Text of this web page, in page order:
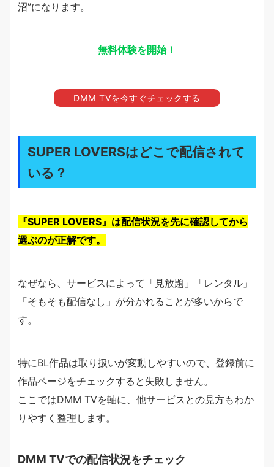
沼”になります。
無料体験を開始！
DMM TVを今すぐチェックする
SUPER LOVERSはどこで配信されて
いる？
『SUPER LOVERS』は配信状況を先に確認してから
選ぶのが正解です。
なぜなら、サービスによって「見放題」「レンタル」
「そもそも配信なし」が分かれることが多いからで
す。
特にBL作品は取り扱いが変動しやすいので、登録前に
作品ページをチェックすると失敗しません。
ここではDMM TVを軸に、他サービスとの見方もわか
りやすく整理します。
DMM TVでの配信状況をチェック